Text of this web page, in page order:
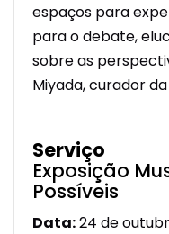
espaços para
para o debate,
sobre as
Miyada, curador
Serviço
Exposição
Possíveis
Data:24 de